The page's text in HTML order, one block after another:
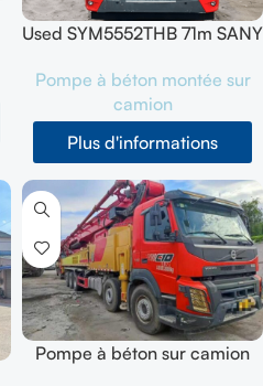
Used SYM5552THB 71m SANY
202303
Pompe à béton montée sur
camion
Plus d'informations
Pompe à béton sur camion